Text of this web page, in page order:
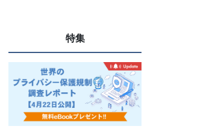
特集